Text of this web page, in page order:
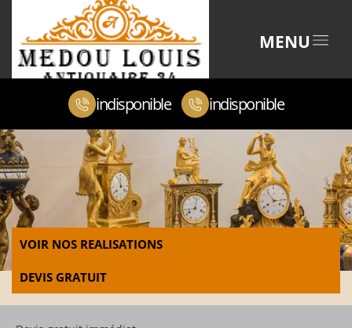
MENU
indisponible indisponible
VOIR NOS REALISATIONS
DEVIS GRATUIT